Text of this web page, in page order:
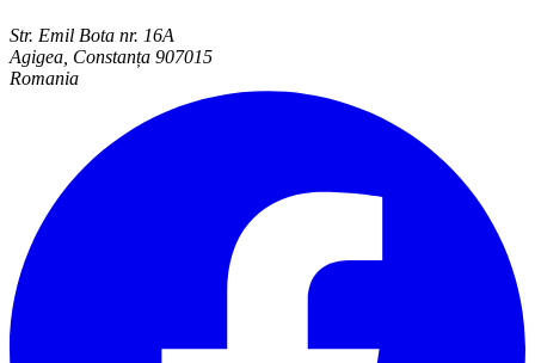
Str. Emil Bota nr. 16A
Agigea, Constanța 907015
Romania